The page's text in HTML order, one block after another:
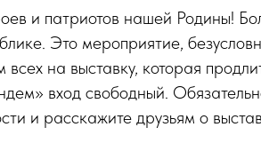
и патриотов нашей Родины!
Это мероприятие,
на выставку, которая
вход свободный.
и расскажите друзьям о